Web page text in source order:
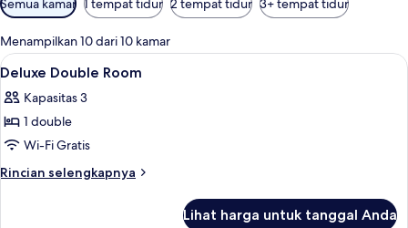
tersedia
untuk
kamar
Semua kamar 1 tempat tidur 2 tempat tidur 3+ tempat tidur
Menampilkan 10 dari 10 kamar
Lihat
semua
foto
untuk
Deluxe
Double
Minibar, meja kerja, setrika/meja
7
Deluxe Double Room
Kapasitas 3
1 double
Wi-Fi Gratis
Rincian selengkapnya
Rincian
Lihat harga untuk tanggal Anda